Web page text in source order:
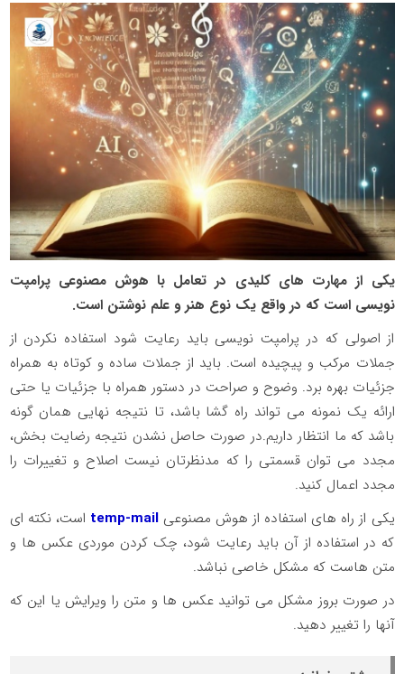
یکی از مهارت های کلیدی در تعامل با هوش مصنوعی پرامپت
نویسی است که در واقع یک نوع هنر و علم نوشتن است.
از اصولی که در پرامپت نویسی باید رعایت شود استفاده نکردن از
جملات مرکب و پیچیده است. باید از جملات ساده و کوتاه به همراه
جزئیات بهره برد. وضوح و صراحت در دستور همراه با جزئیات یا حتی
ارائه یک نمونه می تواند راه گشا باشد، تا نتیجه نهایی همان گونه
باشد که ما انتظار داریم.در صورت حاصل نشدن نتیجه رضایت بخش،
مجدد می توان قسمتی را که مدنظرتان نیست اصلاح و تغییرات را
مجدد اعمال کنید.
یکی از راه های استفاده از هوش مصنوعیtemp-mail است، نکته ای
که در استفاده از آن باید رعایت شود، چک کردن موردی عکس ها و
متن هاست که مشکل خاصی نباشد.
در صورت بروز مشکل می توانید عکس ها و متن را ویرایش یا این که
آنها را تغییر دهید.